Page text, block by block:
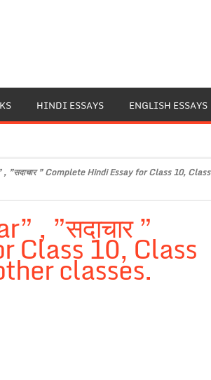
HINDI ESSAYS ENGLISH ESSAYS
”सदाचार ” Complete Hindi Essay for Class 10, Class
, ”सदाचार ”
Class 10, Class
classes.